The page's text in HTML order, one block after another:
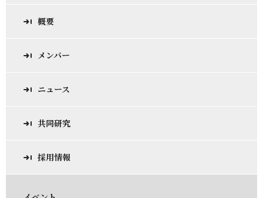
概要
メンバー
ニュース
共同研究
採用情報